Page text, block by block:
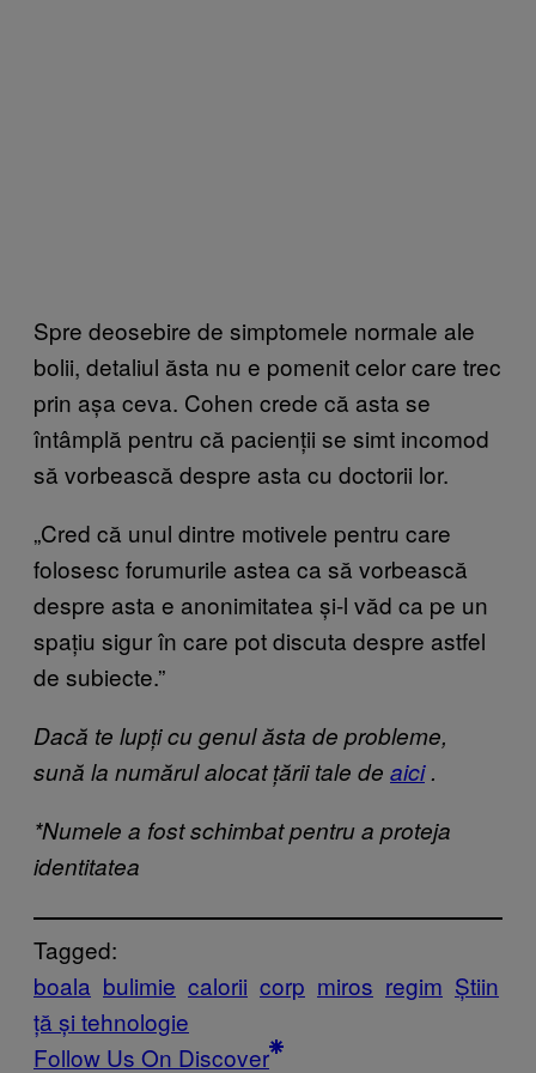
Spre deosebire de simptomele normale ale
bolii, detaliul ăsta nu e pomenit celor care trec
prin așa ceva. Cohen crede că asta se
întâmplă pentru că pacienții se simt incomod
să vorbească despre asta cu doctorii lor.
„Cred că unul dintre motivele pentru care
folosesc forumurile astea ca să vorbească
despre asta e anonimitatea și-l văd ca pe un
spațiu sigur în care pot discuta despre astfel
de subiecte.”
Dacă te lupți cu genul ăsta de probleme,
sună la numărul alocat țării tale de aici.
*Numele a fost schimbat pentru a proteja
identitatea
Tagged:
boala bulimie calorii corp miros regim Știin
ță și tehnologie
Follow Us On Discover